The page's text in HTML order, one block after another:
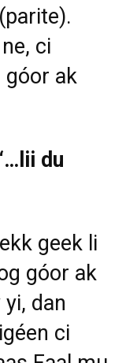
ci
góor ak
du
geek li
góor ak
dan
ci